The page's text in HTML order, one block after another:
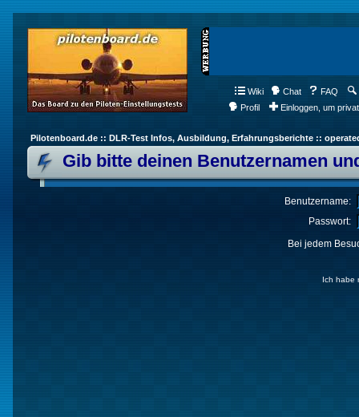
Wiki Chat FAQ
Profil
Einloggen, um
Pilotenboard.de :: DLR-Test Infos, Ausbildung, Erfahrungsberichte ::
Gib bitte deinen Benutzernamen
Benutzername:
Passwort:
Bei jedem
Ich habe